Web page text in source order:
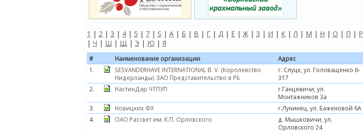
1 | 2 | 3 | 4 | 5 | 7 | S | А | Б | В | Г | Д | Е | Ж | З | И | К |Л | М | Н | О | П | Р
| Ч | Ш | Щ | Э | Ю | Я
# Наименование организации Адрес
1.
SESVANDERHAVE INTERNATIONAL B. V. (Королевство
Нидерланды) ЗАО Представительство в РБ
г. Слуцк, ул. Головащенко 6-
317
2. НастинДар ЧТПУП
г.Ганцевичи, ул.
Монтажников 3а
3. Новицких ФХ г.Лунинец, ул. Баженовой 6А
4.
ОАО Рассвет им. К.П. Орловского
д. Мышковичи, ул.
Орловского 24